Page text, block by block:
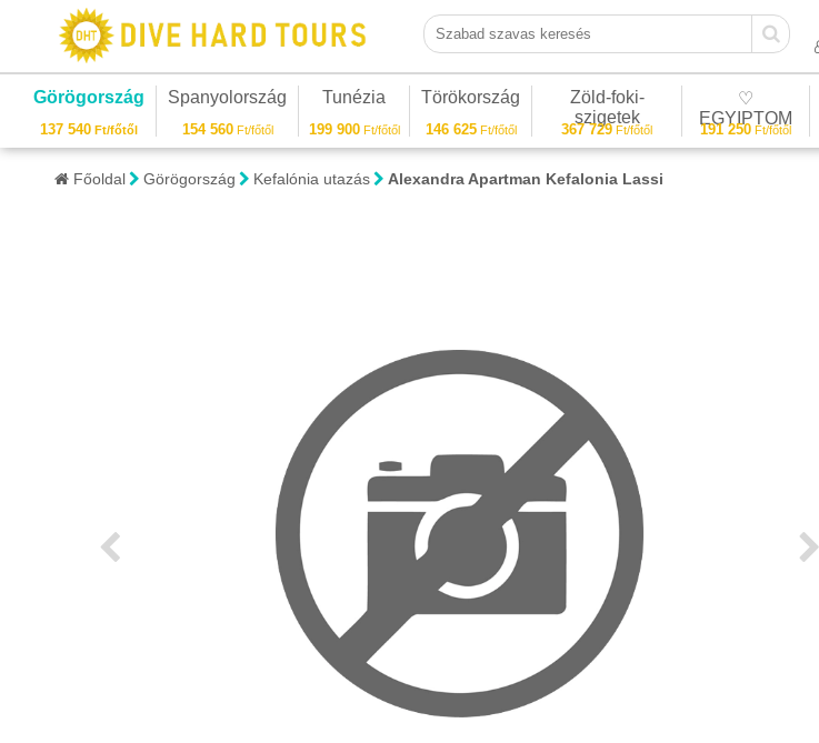
Szabad szavas keresés
Görögország
137 540 Ft/főtől
Spanyolország
154 560Ft/főtől
Tunézia
199 900Ft/főtől
Törökország
146 625Ft/főtől
Zöld-foki-
szigetek
367 729 Ft/főtől
♡
EGYIPTOM
191 250 Ft/főtől
Főoldal Görögország Kefalónia utazás Alexandra Apartman Kefalonia Lassi